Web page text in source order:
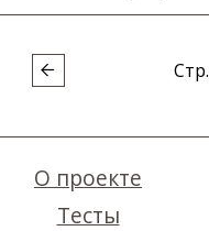
Стр.
О проекте
Тесты